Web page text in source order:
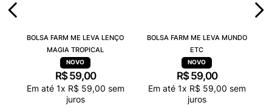
BOLSA FARM ME LEVA LENÇO
MAGIA TROPICAL
R$ 59,00
Em até 1x R$ 59,00 sem
juros
BOLSA FARM ME LEVA MUNDO
ETC
R$ 59,00
Em até 1x R$ 59,00 sem
juros